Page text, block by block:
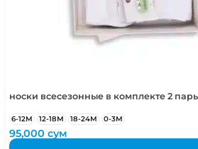
носки всесезонные в комплекте 2
6-12М 12-18М 18-24М 0-3М
95,000сум